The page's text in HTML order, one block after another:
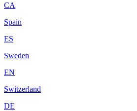
CA
Spain
ES
Sweden
EN
Switzerland
DE